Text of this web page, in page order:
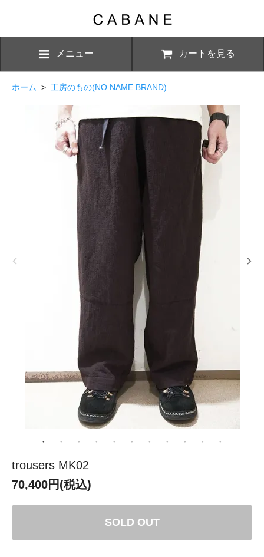
メニュー カートを見る
ホーム > 工房のもの(NO NAME BRAND)
trousers MK02
70,400円(税込)
SOLD OUT